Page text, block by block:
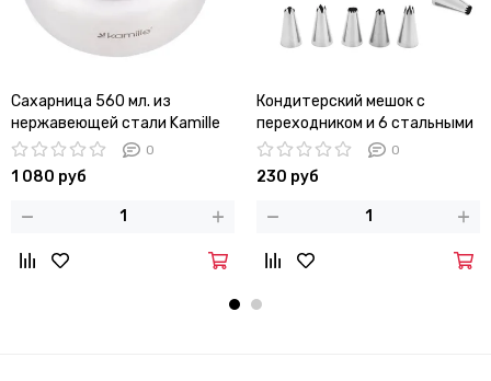
Сахарница 560 мл. из
нержавеющей стали Kamille
KM-7003 с ложечкой и
стеклянной крышкой
0
1 080 руб
Кондитерский мешок с
переходником и 6 стальными
насадками Kamille KM-7779
0
230 руб